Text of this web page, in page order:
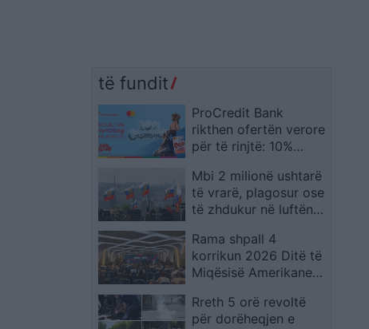
të fundit
ProCredit Bank
rikthen ofertën verore
për të rinjtë: 10%
ProYOUng
Mbi 2 milionë ushtarë
të vrarë, plagosur ose
të zhdukur në luftën
Rama shpall 4
korrikun 2026 Ditë të
Miqësisë Amerikane
Joseph me thirrje të
qarta për Kosovën
Rreth 5 orë revoltë
për dorëheqjen e